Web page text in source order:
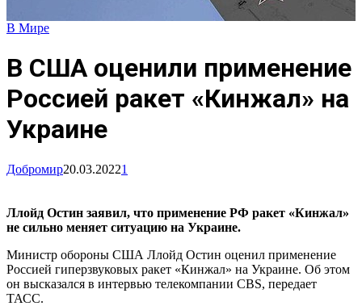
В Мире
В США оценили применение
Россией ракет «Кинжал» на
Украине
Добромир20.03.20221
Ллойд Остин заявил, что применение РФ ракет «Кинжал»
не сильно меняет ситуацию на Украине.
Министр обороны США Ллойд Остин оценил применение
Россией гиперзвуковых ракет «Кинжал» на Украине. Об этом
он высказался в интервью телекомпании CBS, передает
ТАСС.